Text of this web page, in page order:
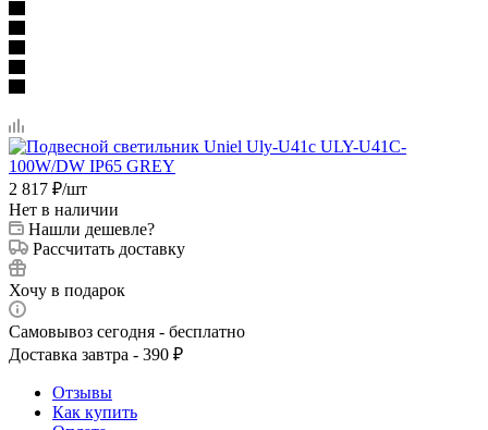
2 817 ₽/шт
Нет в наличии
Нашли дешевле?
Рассчитать доставку
Хочу в подарок
Самовывоз сегодня - бесплатно
Доставка завтра - 390 ₽
Отзывы
Как купить